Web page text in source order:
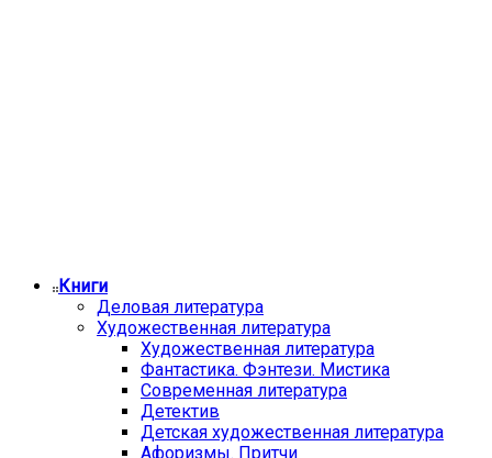
Книги
Деловая литература
Художественная литература
Художественная литература
Фантастика. Фэнтези. Мистика
Современная литература
Детектив
Детская художественная литература
Афоризмы. Притчи